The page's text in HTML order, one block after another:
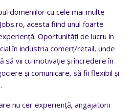
domeniilor cu cele mai multe
acesta fiind unul foarte
Oportunități de lucru in
în industria comerț/retail, unde
să vii cu motivație și încredere în
și comunicare, să fii flexibil și
nu cer experiență, angajatorii